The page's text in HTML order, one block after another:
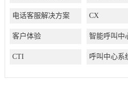
电话客服解决方案 CX
客户体验
CTI